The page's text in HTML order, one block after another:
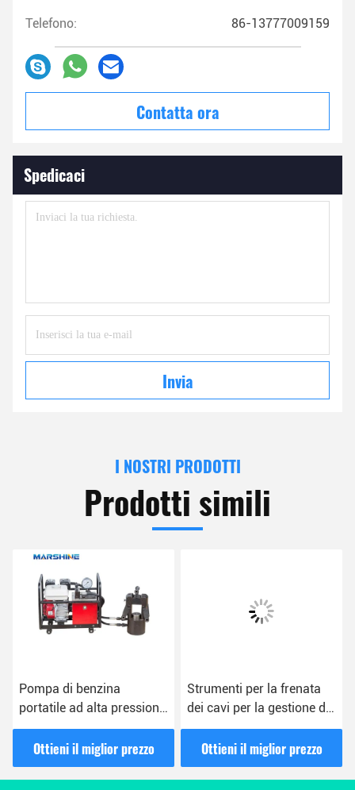
Telefono: 86-13777009159
Contatta ora
Spedicaci
Invia
I NOSTRI PRODOTTI
Prodotti simili
Pompa di benzina
portatile ad alta pressione
per la costruzione di linee
aeree
Ottieni il miglior prezzo
Strumenti per la frenata
dei cavi per la gestione dei
cavi e per il lavoro
elettrico
Ottieni il miglior prezzo